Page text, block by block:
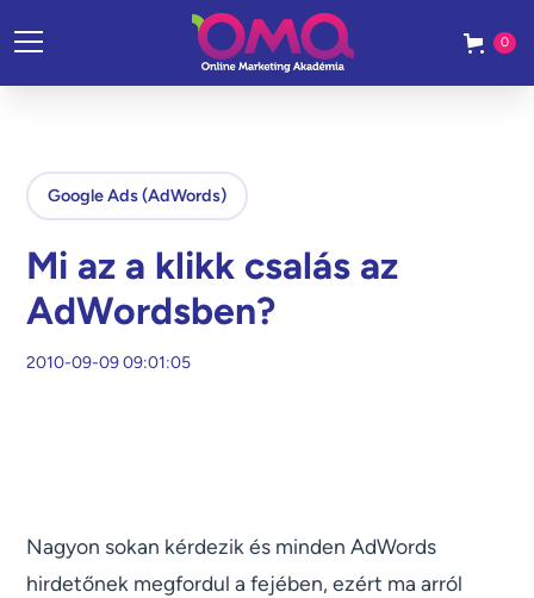
0
Google Ads (AdWords)
Mi az a klikk csalás az
AdWordsben?
2010-09-09 09:01:05
Nagyon sokan kérdezik és minden AdWords
hirdetőnek megfordul a fejében, ezért ma arról